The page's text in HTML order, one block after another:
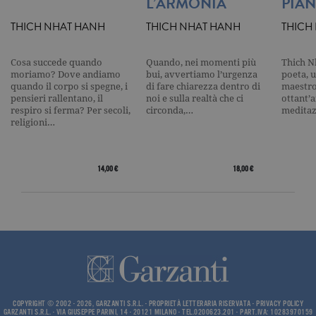
THICH NHAT HANH
Cosa succede quando
moriamo? Dove andiamo
quando il corpo si spegne, i
pensieri rallentano, il
respiro si ferma? Per secoli,
religioni…
14,00 €
THICH NHAT HANH
Quando, nei momenti più
bui, avvertiamo l’urgenza
di fare chiarezza dentro di
noi e sulla realtà che ci
circonda,…
18,00 €
Thich
poeta,
COPYRIGHT © 2002 - 2026, GARZANTI S.R.L. - PROPRIETÀ LETTERARIA RISERVATA - PRIVACY POLICY
GARZANTI S.R.L. - VIA GIUSEPPE PARINI, 14 - 20121 MILANO - TEL.0200623.201 - PART.IVA: 10283970159
Dominio
Descrizione
_gid
.garzanti.it 1 giorno
Questo
Analytics.
Memorizza
aggiorna
valore
per ogni
visitata e
Analytics,
limitando
raccolta di